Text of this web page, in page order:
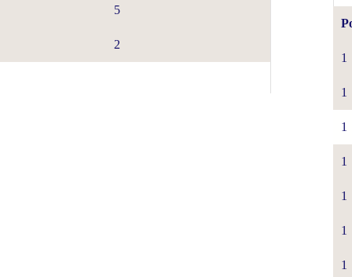
5
2
1
1
1
1
1
1
1